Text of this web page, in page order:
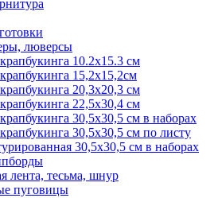
люверсы
10.2х15.3 см
15,2х15,2см
20,3х20,3 см
22,5х30,4 см
30,5х30,5 см в наборах
30,5х30,5 см по листу
30,5х30,5 см в наборах
лента, тесьма, шнур
пуговицы